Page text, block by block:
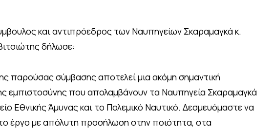
και αντιπρόεδρος των Ναυπηγείων Σκαραμαγκά κ.
δήλωσε:
παρούσας σύμβασης αποτελεί μια ακόμη σημαντική
εμπιστοσύνης που απολαμβάνουν τα Ναυπηγεία Σκαραμαγκά
Εθνικής Άμυνας και το Πολεμικό Ναυτικό. Δεσμευόμαστε να
έργο με απόλυτη προσήλωση στην ποιότητα, στα